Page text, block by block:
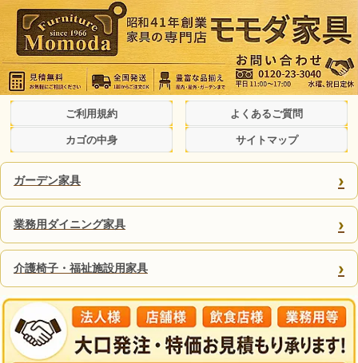
ご利用規約 よくあるご質問
カゴの中身 サイトマップ
ガーデン家具 ›
業務用ダイニング家具 ›
介護椅子・福祉施設用家具 ›